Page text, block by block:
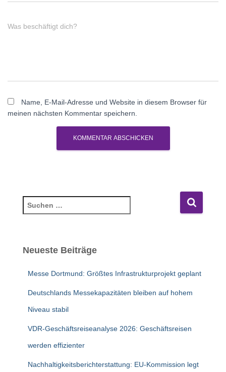
Was beschäftigt dich?
Name, E-Mail-Adresse und Website in diesem Browser für
meinen nächsten Kommentar speichern.
u
eNeueste Beiträge
Messe Dortmund: Größtes Infrastrukturprojekt geplant
Deutschlands Messekapazitäten bleiben auf hohem
Niveau stabil
VDR-Geschäftsreiseanalyse 2026: Geschäftsreisen
werden effizienter
Nachhaltigkeitsberichterstattung: EU-Kommission legt